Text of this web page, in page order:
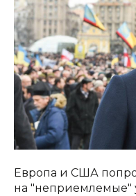
Европа и США
на "неприемлемые"